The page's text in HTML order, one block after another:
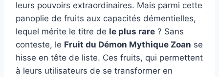
leurs pouvoirs extraordinaires. Mais parmi cette
panoplie de fruits aux capacités démentielles,
lequel mérite le titre de le plus rare ? Sans
conteste, le Fruit du Démon Mythique Zoan se
hisse en tête de liste. Ces fruits, qui permettent
à leurs utilisateurs de se transformer en